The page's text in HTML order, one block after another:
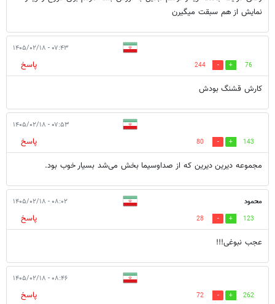
نمایش از هم سبقت میگیرن
۰۷:۴۳ - ۱۴۰۵/۰۲/۱۸
76
244
پاسخ
کارش قشنگ بودش
۰۷:۵۳ - ۱۴۰۵/۰۲/۱۸
143
80
پاسخ
مجموعه دیرین دیرین که از صداوسیما بخش می‌شد بسیار خوب بود.
محمود ۰۸:۰۲ - ۱۴۰۵/۰۲/۱۸
123
28
پاسخ
عجب نبوغی!!!
۰۸:۴۶ - ۱۴۰۵/۰۲/۱۸
262
72 پاسخ